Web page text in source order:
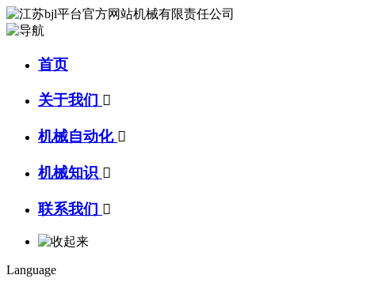
首页
关于我们 
机械自动化 
机械知识 
联系我们 
Language